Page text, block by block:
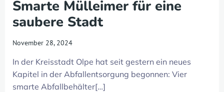
Smarte Mülleimer für eine
saubere Stadt
November 28, 2024
In der Kreisstadt Olpe hat seit gestern ein neues
Kapitel in der Abfallentsorgung begonnen: Vier
smarte Abfallbehälter[…]